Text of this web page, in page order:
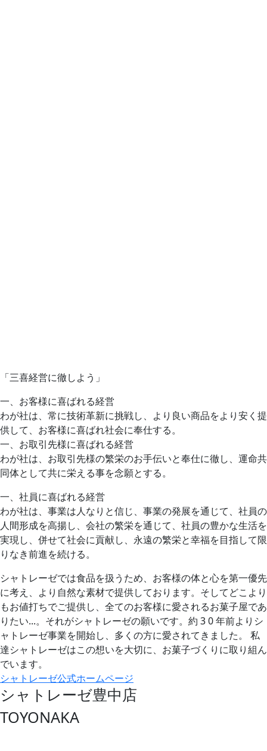
「三喜経営に徹しよう」
一、お客様に喜ばれる経営
わが社は、常に技術革新に挑戦し、より良い商品をより安く提
供して、お客様に喜ばれ社会に奉仕する。
一、お取引先様に喜ばれる経営
わが社は、お取引先様の繁栄のお手伝いと奉仕に徹し、運命共
同体として共に栄える事を念願とする。
一、社員に喜ばれる経営
わが社は、事業は人なりと信じ、事業の発展を通じて、社員の
人間形成を高揚し、会社の繁栄を通じて、社員の豊かな生活を
実現し、併せて社会に貢献し、永遠の繁栄と幸福を目指して限
りなき前進を続ける。
シャトレーゼでは食品を扱うため、お客様の体と心を第一優先
に考え、より自然な素材で提供しております。そしてどこより
もお値打ちでご提供し、全てのお客様に愛されるお菓子屋であ
りたい...。それがシャトレーゼの願いです。約 3 0 年前よりシ
ャトレーゼ事業を開始し、多くの方に愛されてきました。 私
達シャトレーゼはこの想いを大切に、お菓子づくりに取り組ん
でいます。
シャトレーゼ公式ホームページ
シャトレーゼ豊中店
TOYONAKA